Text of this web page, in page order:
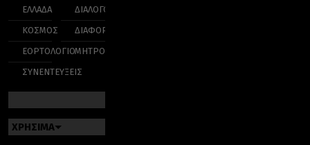
ΕΛΛΑΔΑ
ΚΟΣΜΟΣ
ΕΟΡΤΟΛΟΓΙΟ
ΣΥΝΕΝΤΕΥΞΕΙΣ
ΔΙΑΛΟΓΟΣ
ΔΙΑΦΟΡΑ
ΜΗΤΡΟΠΟΛΕΙΣ
ΧΡΗΣΙΜΑ